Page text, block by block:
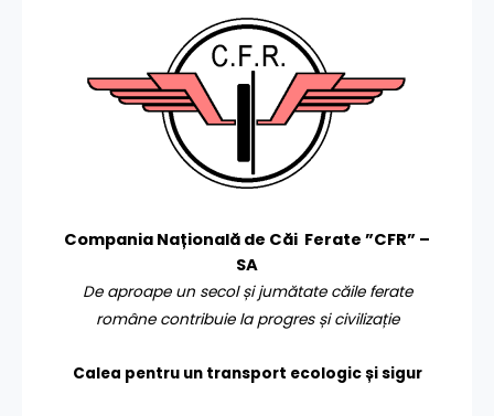
Compania Națională de Căi Ferate ”CFR” –
SA
De aproape un secol și jumătate căile ferate
române contribuie la progres și civilizație
Calea pentru un transport ecologic și sigur